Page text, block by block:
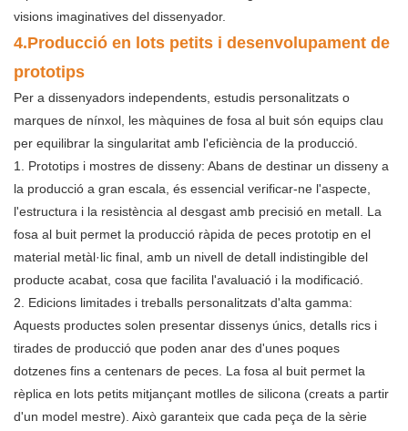
visions imaginatives del dissenyador.
4.Producció en lots petits i desenvolupament de
prototips
Per a dissenyadors independents, estudis personalitzats o
marques de nínxol, les màquines de fosa al buit són equips clau
per equilibrar la singularitat amb l'eficiència de la producció.
1. Prototips i mostres de disseny: Abans de destinar un disseny a
la producció a gran escala, és essencial verificar-ne l'aspecte,
l'estructura i la resistència al desgast amb precisió en metall. La
fosa al buit permet la producció ràpida de peces prototip en el
material metàl·lic final, amb un nivell de detall indistingible del
producte acabat, cosa que facilita l'avaluació i la modificació.
2. Edicions limitades i treballs personalitzats d'alta gamma:
Aquests productes solen presentar dissenys únics, detalls rics i
tirades de producció que poden anar des d'unes poques
dotzenes fins a centenars de peces. La fosa al buit permet la
rèplica en lots petits mitjançant motlles de silicona (creats a partir
d'un model mestre). Això garanteix que cada peça de la sèrie